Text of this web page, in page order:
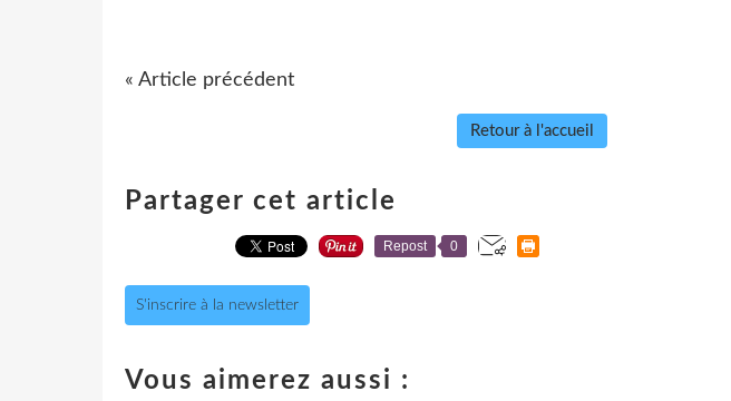
« Article précédent
Retour à l'accueil
Partager cet article
Repost 0
S'inscrire à la newsletter
Vous aimerez aussi :